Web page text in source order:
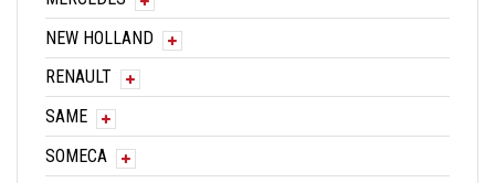
NEW HOLLAND
RENAULT
SAME
SOMECA